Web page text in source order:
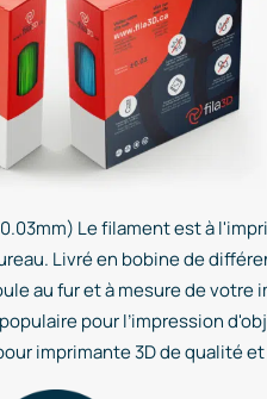
Le filament est à
Livré en bobine de
au fur et à mesure de votre
pour l’impression
imprimante 3D de qualité